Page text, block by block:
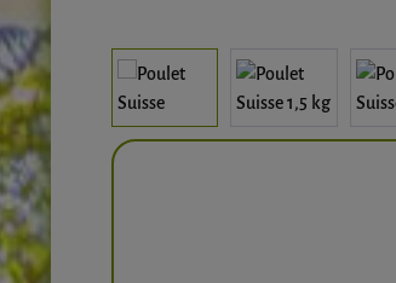
Bildergalerie überspringen